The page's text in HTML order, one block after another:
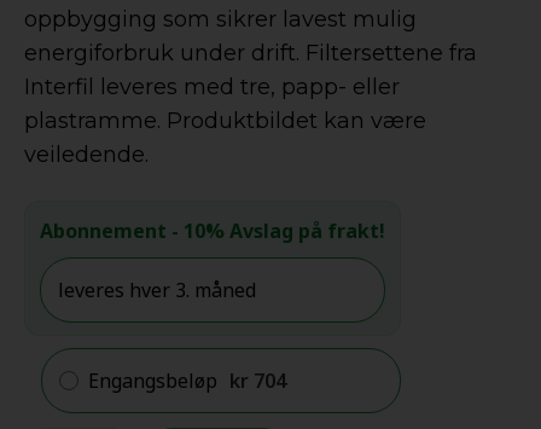
oppbygging som sikrer lavest mulig
energiforbruk under drift. Filtersettene fra
Interfil leveres med tre, papp- eller
plastramme. Produktbildet kan være
veiledende.
Abonnement - 10% Avslag på frakt!
Engangsbeløp kr 704